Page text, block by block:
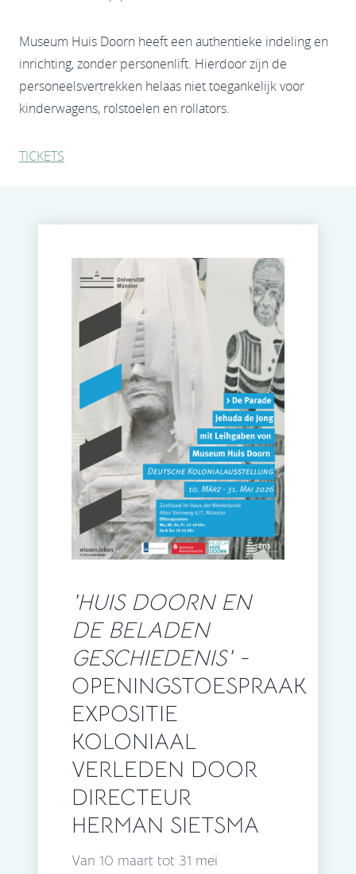
Museum Huis Doorn heeft een authentieke indeling en
inrichting, zonder personenlift. Hierdoor zijn de
personeelsvertrekken helaas niet toegankelijk voor
kinderwagens, rolstoelen en rollators.
TICKETS
'HUIS DOORN EN
DE BELADEN
GESCHIEDENIS' -
OPENINGSTOESPRAAK
EXPOSITIE
KOLONIAAL
VERLEDEN DOOR
DIRECTEUR
HERMAN SIETSMA
Van 10 maart tot 31 mei